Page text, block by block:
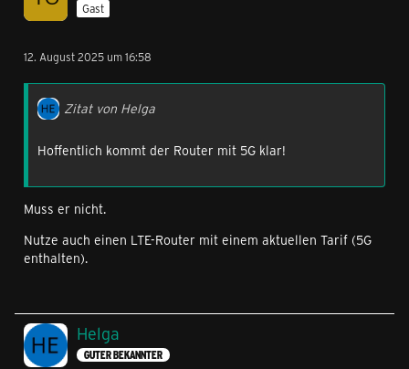
Gast
12. August 2025 um 16:58
Zitat von Helga
Hoffentlich kommt der Router mit 5G klar!
Muss er nicht.
Nutze auch einen LTE-Router mit einem aktuellen Tarif (5G
enthalten).
Helga
GUTER BEKANNTER